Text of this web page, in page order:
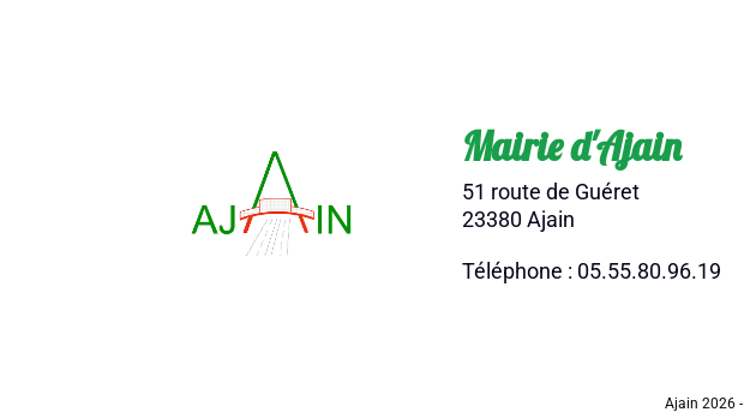
Mairie d'Ajain
51 route de Guéret
23380 Ajain
Téléphone : 05.55.80.96.19
Ajain 2026 -